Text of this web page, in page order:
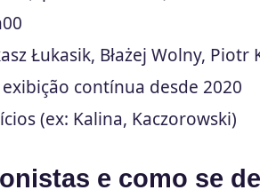
Łukasik, Błażej Wolny,
exibição contínua desde 2020
(ex: Kalina, Kaczorowski)
e como se